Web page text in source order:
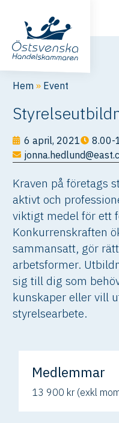
Hem » Event
6 april, 2021 8.00-
Kraven på företags
aktivt och
viktigt medel för ett
Konkurrenskraften
sammansatt, gör
arbetsformer.
sig till dig som
kunskaper eller vill
styrelsearbete.
Medlemmar
13 900 kr (exkl